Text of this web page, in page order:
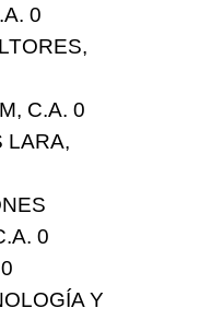
0
C.A. 0
LARA,
0
Y